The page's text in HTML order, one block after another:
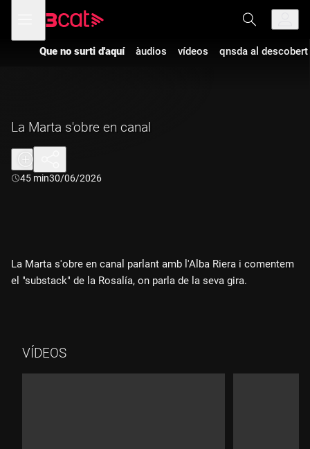
navegació
principal
menú
de
Que no surti d'aquí àudios vídeos qnsda al descobert
La Marta s'obre en canal
Durada:
45 min30/06/2026
La Marta s'obre en canal parlant amb l'Alba Riera i comentem
el "substack" de la Rosalía, on parla de la seva gira.
VÍDEOS